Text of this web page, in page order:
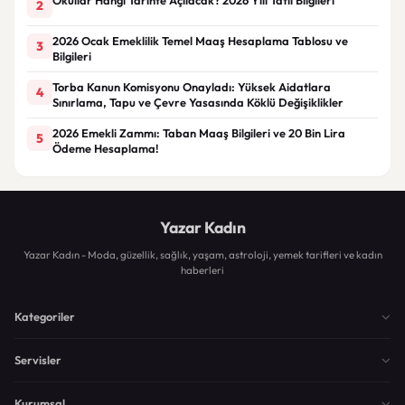
2
3
2026 Ocak Emeklilik Temel Maaş Hesaplama Tablosu ve
Bilgileri
4
Torba Kanun Komisyonu Onayladı: Yüksek Aidatlara
Sınırlama, Tapu ve Çevre Yasasında Köklü Değişiklikler
5
2026 Emekli Zammı: Taban Maaş Bilgileri ve 20 Bin Lira
Ödeme Hesaplama!
Yazar Kadın
Yazar Kadın - Moda, güzellik, sağlık, yaşam, astroloji, yemek tarifleri ve kadın
haberleri
Kategoriler
Servisler